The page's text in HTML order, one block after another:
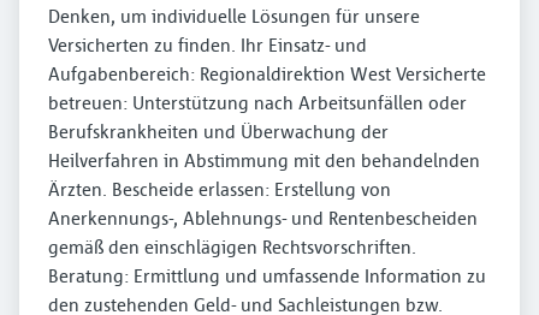
Denken, um individuelle Lösungen für unsere
Versicherten zu finden. Ihr Einsatz- und
Aufgabenbereich: Regionaldirektion West Versicherte
betreuen: Unterstützung nach Arbeitsunfällen oder
Berufskrankheiten und Überwachung der
Heilverfahren in Abstimmung mit den behandelnden
Ärzten. Bescheide erlassen: Erstellung von
Anerkennungs-, Ablehnungs- und Rentenbescheiden
gemäß den einschlägigen Rechtsvorschriften.
Beratung: Ermittlung und umfassende Information zu
den zustehenden Geld- und Sachleistungen bzw.